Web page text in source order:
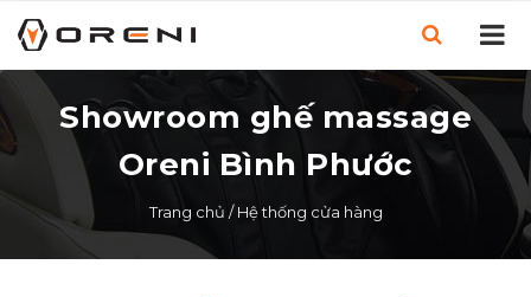
Showroom ghế massage
Oreni Bình Phước
Trang chủ /Hệ thống cửa hàng